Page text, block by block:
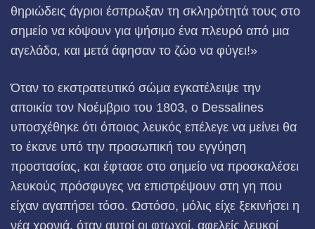
θηριώδεις άγριοι έσπρωξαν τη σκληρότητά τους στο
σημείο να κόψουν για ψήσιμο ένα πλευρό από μια
αγελάδα, και μετά άφησαν το ζώο να φύγει!»
Όταν το εκστρατευτικό σώμα εγκατέλειψε την
αποικία τον Νοέμβριο του 1803, ο Dessalines
υποσχέθηκε ότι όποιος λευκός επέλεγε να μείνει θα
το έκανε υπό την προσωπική του εγγύηση
προστασίας, και έφτασε στο σημείο να προσκαλέσει
λευκούς πρόσφυγες να επιστρέψουν στη γη που
είχαν αγαπήσει τόσο. Ωστόσο, μόλις είχε ξεκινήσει η
νέα χρονιά, όταν αυτοί οι φτωχοί, αφελείς λευκοί